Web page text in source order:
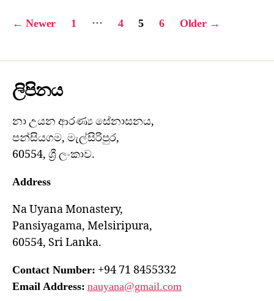
← Newer 1 … 4 5 6 Older →
ලිපිනය
නා උයන ආරණ්‍ය සේනාසනය,
පන්සියගම, මැල්සිරිපුර,
60554, ශ්‍රී ලංකාව.
Address
Na Uyana Monastery,
Pansiyagama, Melsiripura,
60554, Sri Lanka.
Contact Number: +94 71 8455332
Email Address: nauyana@gmail.com